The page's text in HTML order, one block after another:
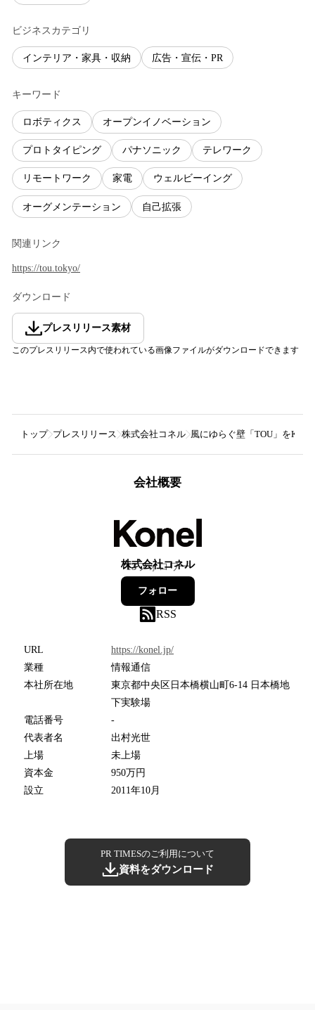
ビジネスカテゴリ
インテリア・家具・収納 広告・宣伝・PR
キーワード
ロボティクス オープンイノベーション
プロトタイピング パナソニック テレワーク
リモートワーク 家電 ウェルビーイング
オーグメンテーション 自己拡張
関連リンク
https://tou.tokyo/
ダウンロード
プレスリリース素材
このプレスリリース内で使われている画像ファイルがダウンロードできます
トップ プレスリリース 株式会社コネル 風にゆらぐ壁「TOU」を
会社概要
株式会社コネル
13フォロワー
フォロー
RSS
URL
https://konel.jp/
業種
情報通信
本社所在地
東京都中央区日本橋横山町6-14 日本橋地
下実験場
電話番号
-
代表者名
出村光世
上場
未上場
資本金
950万円
設立
2011年10月
PR TIMESのご利用について
資料をダウンロード